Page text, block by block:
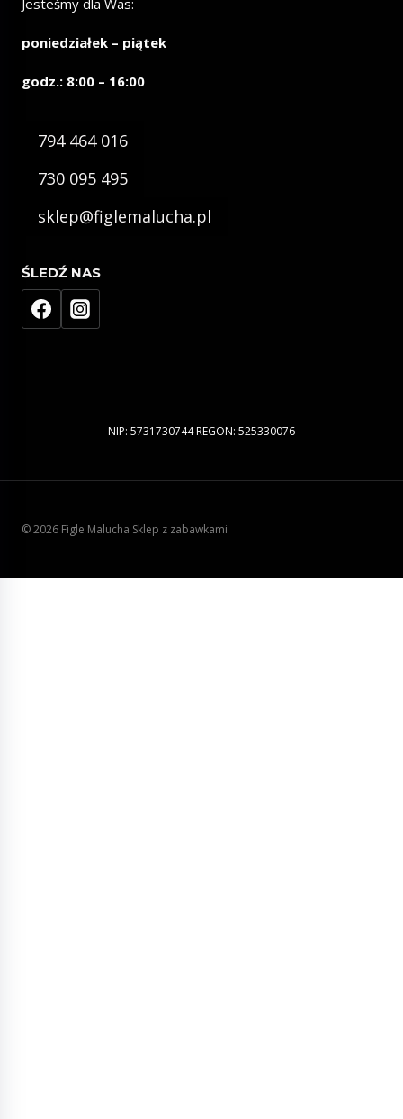
Jesteśmy dla Was:
poniedziałek – piątek
godz.: 8:00 – 16:00
794 464 016
730 095 495
sklep@figlemalucha.pl
ŚLEDŹ NAS
NIP: 5731730744 REGON: 525330076
© 2026 Figle Malucha Sklep z zabawkami